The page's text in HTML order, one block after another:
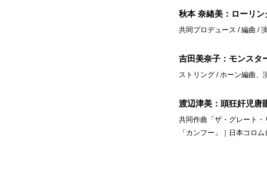
秋本 奈緒美：ローリ
共同プロデュース / 編曲 /
吉田美奈子：モンスタ
ストリング / ホーン編曲、
渡辺津美：頭狂奸児唐
共同作曲「ザ・グレート
「カンフー」｜日本コロ